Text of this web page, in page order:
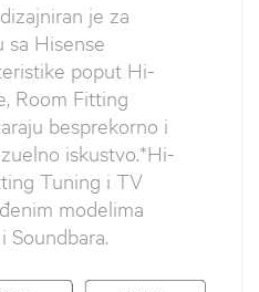
je za
sa Hisense
poput Hi-
Room Fitting
besprekorno i
iskustvo.*Hi-
Tuning i TV
modelima
Soundbara.